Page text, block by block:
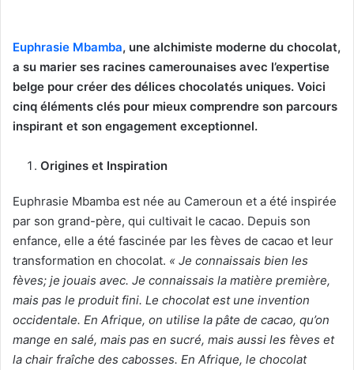
Euphrasie Mbamba, une alchimiste moderne du chocolat,
a su marier ses racines camerounaises avec l’expertise
belge pour créer des délices chocolatés uniques. Voici
cinq éléments clés pour mieux comprendre son parcours
inspirant et son engagement exceptionnel.
Origines et Inspiration
Euphrasie Mbamba est née au Cameroun et a été inspirée
par son grand-père, qui cultivait le cacao. Depuis son
enfance, elle a été fascinée par les fèves de cacao et leur
transformation en chocolat. « Je connaissais bien les
fèves; je jouais avec. Je connaissais la matière première,
mais pas le produit fini. Le chocolat est une invention
occidentale. En Afrique, on utilise la pâte de cacao, qu’on
mange en salé, mais pas en sucré, mais aussi les fèves et
la chair fraîche des cabosses. En Afrique, le chocolat